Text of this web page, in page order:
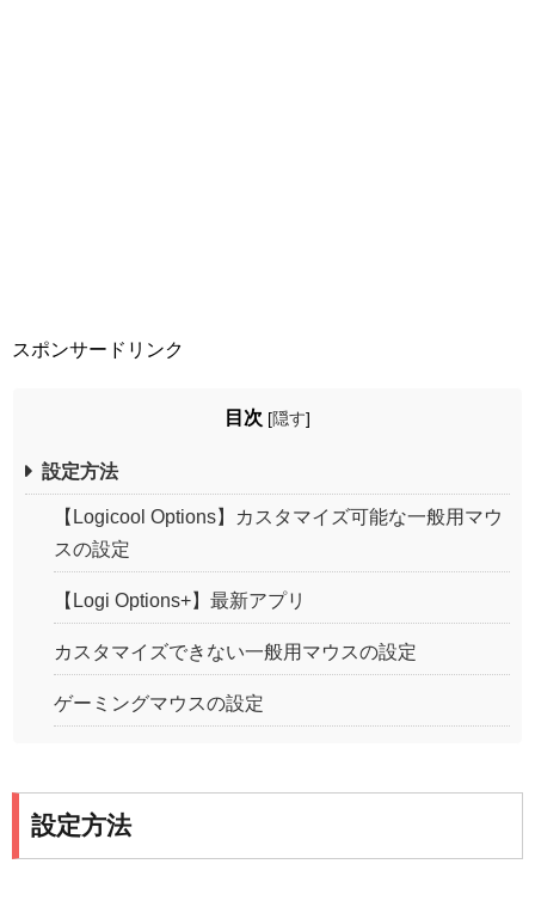
スポンサードリンク
目次 [隠す]
設定方法
【Logicool Options】カスタマイズ可能な一般用マウ
スの設定
【Logi Options+】最新アプリ
カスタマイズできない一般用マウスの設定
ゲーミングマウスの設定
設定方法